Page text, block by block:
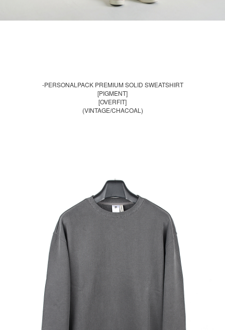
-PERSONALPACK PREMIUM SOLID SWEATSHIRT
[PIGMENT]
[OVERFIT]
(VINTAGE/CHACOAL)